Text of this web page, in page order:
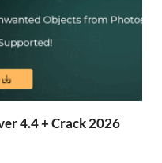
4.4 + Crack 2026